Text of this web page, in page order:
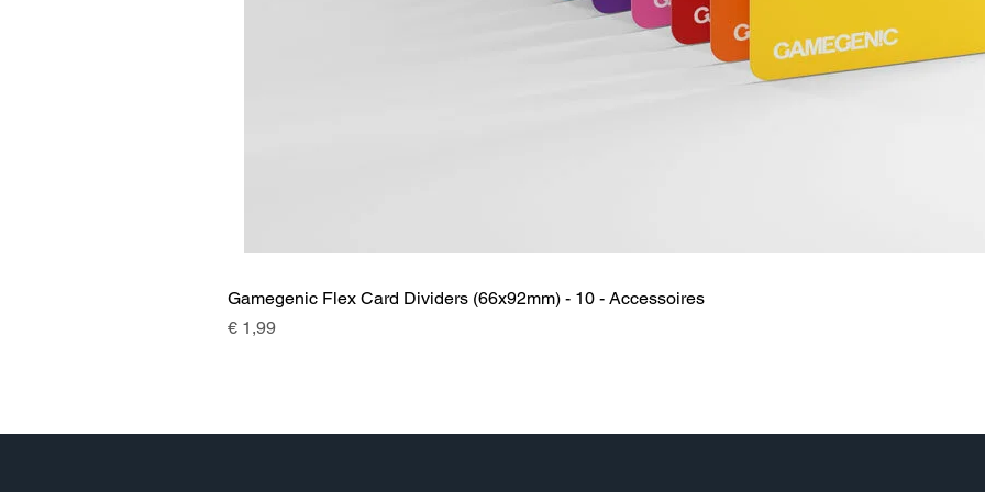
Snel overzicht
Gamegenic Flex Card Dividers (66x92mm) - 10 - Accessoires
Prijs
€ 1,99